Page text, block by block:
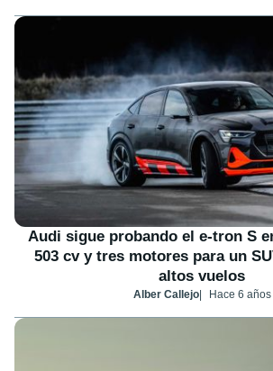
Audi sigue probando el e-tron S
503 cv y tres motores para un
altos vuelos
Alber Callejo Hace 6 años